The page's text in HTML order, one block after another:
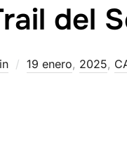
del
19 enero, 2025,